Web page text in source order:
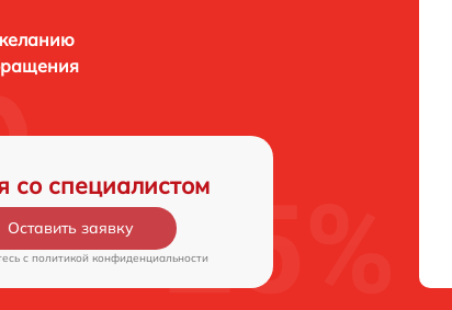
со специалистом
Оставить заявку
c политикой конфиденциальности